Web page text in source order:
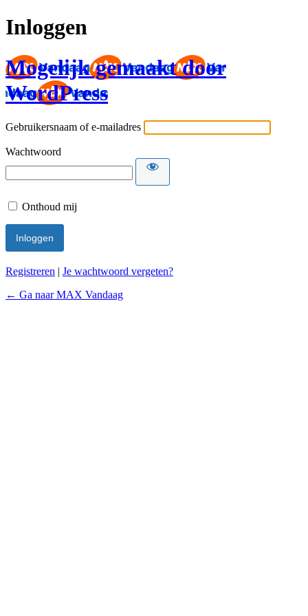
Inloggen
Mogelijk gemaakt door
WordPress
Gebruikersnaam of e-mailadres
Wachtwoord
Onthoud mij
Registreren | Je wachtwoord vergeten?
← Ga naar MAX Vandaag